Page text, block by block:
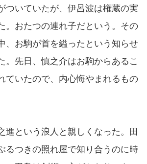
ついていたが、伊呂波は権蔵の実
。おたつの連れ子だという。その
、お駒が首を縊ったという知らせ
。先日、慎之介はお駒からあるこ
ていたので、内心悔やまれるもの
進という浪人と親しくなった。田
るつきの照れ屋で知り合うのに時